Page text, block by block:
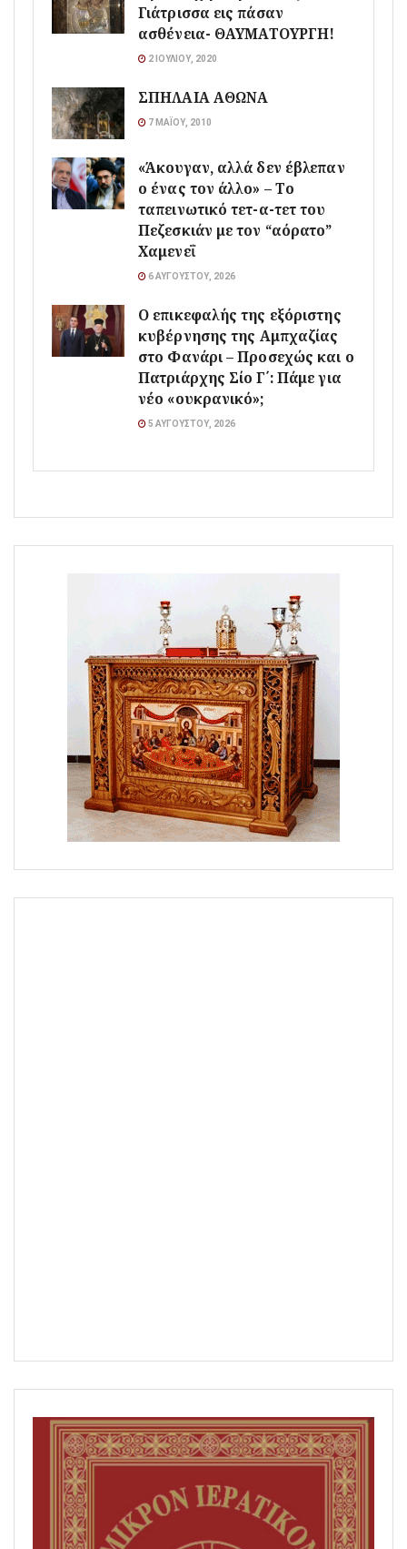
Γιάτρισσα εις πάσαν
ασθένεια- ΘΑΥΜΑΤΟΥΡΓΗ!
2 ΙΟΥΛΊΟΥ, 2020
ΣΠΗΛΑΙΑ ΑΘΩΝΑ
7 ΜΑΪ́ΟΥ, 2010
«Άκουγαν, αλλά δεν έβλεπαν
ο ένας τον άλλο» – Το
ταπεινωτικό τετ-α-τετ του
Πεζεσκιάν με τον “αόρατο”
Χαμενεΐ
6 ΑΥΓΟΎΣΤΟΥ, 2026
Ο επικεφαλής της εξόριστης
κυβέρνησης της Αμπχαζίας
στο Φανάρι – Προσεχώς και ο
Πατριάρχης Σίο Γ΄: Πάμε για
νέο «ουκρανικό»;
5 ΑΥΓΟΎΣΤΟΥ, 2026